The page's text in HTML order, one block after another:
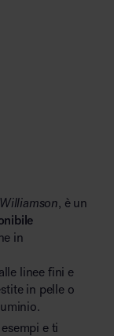
, è un
in
linee fini e
in pelle o
e ti